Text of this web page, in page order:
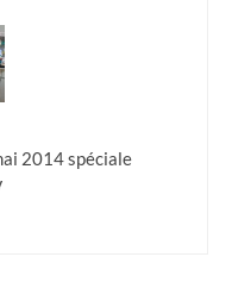
2014 spéciale